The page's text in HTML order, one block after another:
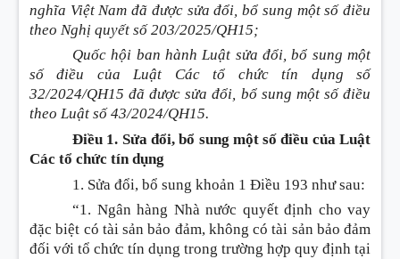
nghĩa Việt Nam đã được sửa đổi, bổ sung một số điều
theo Nghị quyết số 203/2025/QH15;
Quốc hội ban hành Luật sửa đổi, bổ sung một
số điều của Luật Các tổ chức tín dụng số
32/2024/QH15 đã được sửa đổi, bổ sung một số điều
theo Luật số 43/2024/QH15.
Điều 1. Sửa đổi, bổ sung một số điều của Luật
Các tổ chức tín dụng
1. Sửa đổi, bổ sung khoản 1 Điều 193 như sau:
“1. Ngân hàng Nhà nước quyết định cho vay
đặc biệt có tài sản bảo đảm, không có tài sản bảo đảm
đối với tổ chức tín dụng trong trường hợp quy định tại